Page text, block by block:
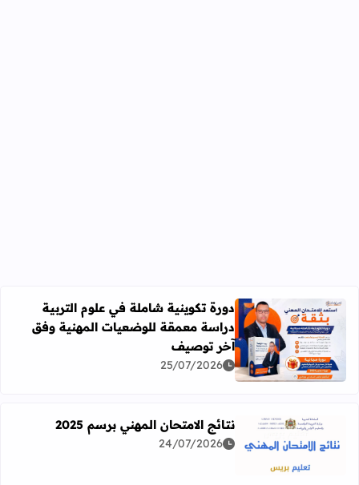
اقرأ المزيد عن دورة تكوينية شاملة في علوم التربية
دورة تكوينية شاملة في علوم التربية
دراسة معمقة للوضعيات المهنية وفق
آخر توصيف
25/07/2026
اقرأ المزيد عن نتائج الامتحان المهني برسم 2025
نتائج الامتحان المهني برسم 2025
24/07/2026